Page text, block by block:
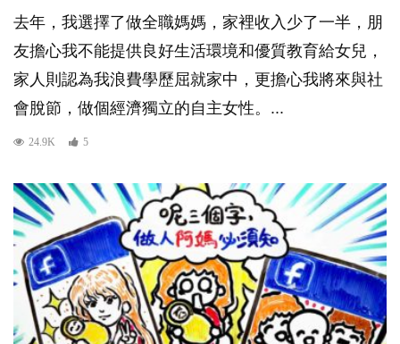
去年，我選擇了做全職媽媽，家裡收入少了一半，朋
友擔心我不能提供良好生活環境和優質教育給女兒，
家人則認為我浪費學歷屈就家中，更擔心我將來與社
會脫節，做個經濟獨立的自主女性。...
24.9K 5